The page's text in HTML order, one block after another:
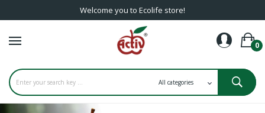
Welcome you to Ecolife store!
0